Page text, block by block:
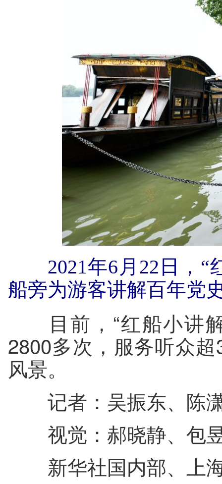
2021年6月22日，“
船旁为游客讲解百年党
目前，“红船小讲解
2800多次，服务听众
风景。
记者：吴振东、陈
视觉：郝晓静、包
新华社国内部、上海